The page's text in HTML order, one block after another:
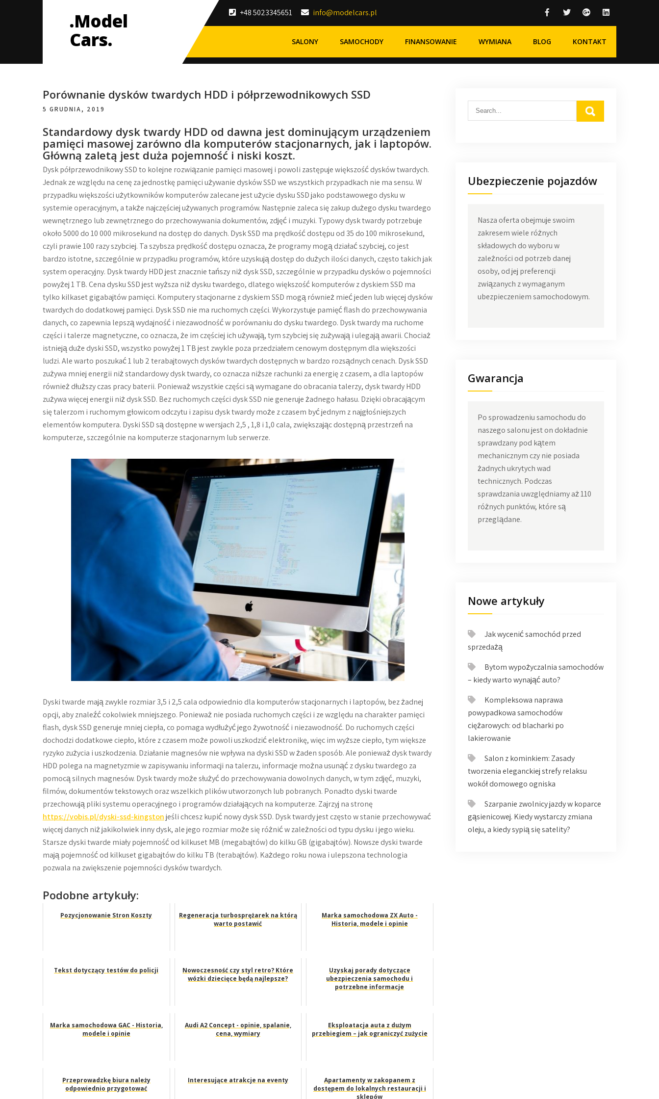
+48 5023345651 info@modelcars.pl
.Model
Cars.
SALONY SAMOCHODY FINANSOWANIE WYMIANA BLOG KONTAKT
Porównanie dysków twardych HDD i półprzewodnikowych SSD
5 GRUDNIA, 2019
Standardowy dysk twardy HDD od dawna jest dominującym urządzeniem
pamięci masowej zarówno dla komputerów stacjonarnych, jak i laptopów.
Główną zaletą jest duża pojemność i niski koszt.
Dysk półprzewodnikowy SSD to kolejne rozwiązanie pamięci masowej i powoli zastępuje większość dysków twardych.
Jednak ze względu na cenę za jednostkę pamięci używanie dysków SSD we wszystkich przypadkach nie ma sensu. W
przypadku większości użytkowników komputerów zalecane jest użycie dysku SSD jako podstawowego dysku w
systemie operacyjnym, a także najczęściej używanych programów. Następnie zaleca się zakup dużego dysku twardego
wewnętrznego lub zewnętrznego do przechowywania dokumentów, zdjęć i muzyki. Typowy dysk twardy potrzebuje
około 5000 do 10 000 mikrosekund na dostęp do danych. Dysk SSD ma prędkość dostępu od 35 do 100 mikrosekund,
czyli prawie 100 razy szybciej. Ta szybsza prędkość dostępu oznacza, że programy mogą działać szybciej, co jest
bardzo istotne, szczególnie w przypadku programów, które uzyskują dostęp do dużych ilości danych, często takich jak
system operacyjny. Dysk twardy HDD jest znacznie tańszy niż dysk SSD, szczególnie w przypadku dysków o pojemności
powyżej 1 TB. Cena dysku SSD jest wyższa niż dysku twardego, dlatego większość komputerów z dyskiem SSD ma
tylko kilkaset gigabajtów pamięci. Komputery stacjonarne z dyskiem SSD mogą również mieć jeden lub więcej dysków
twardych do dodatkowej pamięci. Dysk SSD nie ma ruchomych części. Wykorzystuje pamięć flash do przechowywania
danych, co zapewnia lepszą wydajność i niezawodność w porównaniu do dysku twardego. Dysk twardy ma ruchome
części i talerze magnetyczne, co oznacza, że im częściej ich używają, tym szybciej się zużywają i ulegają awarii. Chociaż
istnieją duże dyski SSD, wszystko powyżej 1 TB jest zwykle poza przedziałem cenowym dostępnym dla większości
ludzi. Ale warto poszukać 1 lub 2 terabajtowych dysków twardych dostępnych w bardzo rozsądnych cenach. Dysk SSD
zużywa mniej energii niż standardowy dysk twardy, co oznacza niższe rachunki za energię z czasem, a dla laptopów
również dłuższy czas pracy baterii. Ponieważ wszystkie części są wymagane do obracania talerzy, dysk twardy HDD
zużywa więcej energii niż dysk SSD. Bez ruchomych części dysk SSD nie generuje żadnego hałasu. Dzięki obracającym
się talerzom i ruchomym głowicom odczytu i zapisu dysk twardy może z czasem być jednym z najgłośniejszych
elementów komputera. Dyski SSD są dostępne w wersjach 2,5 , 1,8 i 1,0 cala, zwiększając dostępną przestrzeń na
komputerze, szczególnie na komputerze stacjonarnym lub serwerze.
Dyski twarde mają zwykle rozmiar 3,5 i 2,5 cala odpowiednio dla komputerów stacjonarnych i laptopów, bez żadnej
opcji, aby znaleźć cokolwiek mniejszego. Ponieważ nie posiada ruchomych części i ze względu na charakter pamięci
flash, dysk SSD generuje mniej ciepła, co pomaga wydłużyć jego żywotność i niezawodność. Do ruchomych części
dochodzi dodatkowe ciepło, które z czasem może powoli uszkodzić elektronikę, więc im wyższe ciepło, tym większe
ryzyko zużycia i uszkodzenia. Działanie magnesów nie wpływa na dyski SSD w żaden sposób. Ale ponieważ dysk twardy
HDD polega na magnetyzmie w zapisywaniu informacji na talerzu, informacje można usunąć z dysku twardego za
pomocą silnych magnesów. Dysk twardy może służyć do przechowywania dowolnych danych, w tym zdjęć, muzyki,
filmów, dokumentów tekstowych oraz wszelkich plików utworzonych lub pobranych. Ponadto dyski twarde
przechowują pliki systemu operacyjnego i programów działających na komputerze. Zajrzyj na stronę
https://vobis.pl/dyski-ssd-kingstonjeśli chcesz kupić nowy dysk SSD. Dysk twardy jest często w stanie przechowywać
więcej danych niż jakikolwiek inny dysk, ale jego rozmiar może się różnić w zależności od typu dysku i jego wieku.
Starsze dyski twarde miały pojemność od kilkuset MB (megabajtów) do kilku GB (gigabajtów). Nowsze dyski twarde
mają pojemność od kilkuset gigabajtów do kilku TB (terabajtów). Każdego roku nowa i ulepszona technologia
pozwala na zwiększenie pojemności dysków twardych.
Podobne artykuły:
Pozycjonowanie Stron Koszty
Regeneracja turbosprężarek na którą
warto postawić
Marka samochodowa ZX Auto -
Historia, modele i opinie
Tekst dotyczący testów do policji
Nowoczesność czy styl retro? Które
wózki dziecięce będą najlepsze?
Uzyskaj porady dotyczące
ubezpieczenia samochodu i
potrzebne informacje
Marka samochodowa GAC - Historia,
modele i opinie
Audi A2 Concept - opinie, spalanie,
cena, wymiary
Eksploatacja auta z dużym
przebiegiem – jak ograniczyć zużycie
Przeprowadzkę biura należy
odpowiednio przygotować
Interesujące atrakcje na eventy
Apartamenty w zakopanem z
dostępem do lokalnych restauracji i
sklepów
Ubezpieczenie pojazdów
Nasza oferta obejmuje swoim
zakresem wiele różnych
składowych do wyboru w
zależności od potrzeb danej
osoby, od jej preferencji
związanych z wymaganym
ubezpieczeniem samochodowym.
Gwarancja
Po sprowadzeniu samochodu do
naszego salonu jest on dokładnie
sprawdzany pod kątem
mechanicznym czy nie posiada
żadnych ukrytych wad
technicznych. Podczas
sprawdzania uwzględniamy aż 110
różnych punktów, które są
przeglądane.
Nowe artykuły
Jak wycenić samochód przed
sprzedażą
Bytom wypożyczalnia samochodów
– kiedy warto wynająć auto?
Kompleksowa naprawa
powypadkowa samochodów
ciężarowych: od blacharki po
lakierowanie
Salon z kominkiem: Zasady
tworzenia eleganckiej strefy relaksu
wokół domowego ogniska
Szarpanie zwolnicy jazdy w koparce
gąsienicowej. Kiedy wystarczy zmiana
oleju, a kiedy sypią się satelity?